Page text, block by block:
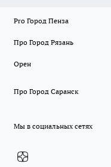
Pro Город Пенза
Про Город Рязань
Орен
Про Город Саранск
Мы в социальных сетях